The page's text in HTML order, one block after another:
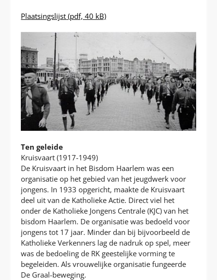
Plaatsingslijst (pdf, 40 kB)
Ten geleide
Kruisvaart (1917-1949)
De Kruisvaart in het Bisdom Haarlem was een
organisatie op het gebied van het jeugdwerk voor
jongens. In 1933 opgericht, maakte de Kruisvaart
deel uit van de Katholieke Actie. Direct viel het
onder de Katholieke Jongens Centrale (KJC) van het
bisdom Haarlem. De organisatie was bedoeld voor
jongens tot 17 jaar. Minder dan bij bijvoorbeeld de
Katholieke Verkenners lag de nadruk op spel, meer
was de bedoeling de RK geestelijke vorming te
begeleiden. Als vrouwelijke organisatie fungeerde
De Graal-beweging.